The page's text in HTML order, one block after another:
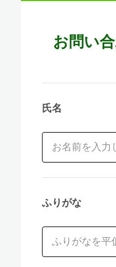
お問い
氏名
ふりがな